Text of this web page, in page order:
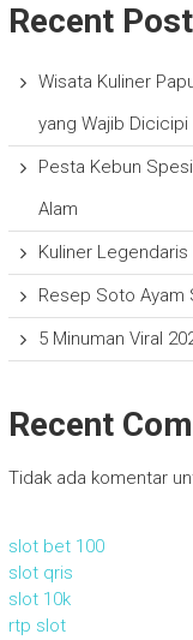
Recent
Wisata Kuliner
yang Wajib Dicicipi
Pesta Kebun
Alam
Kuliner Legendaris
Resep Soto Ayam
5 Minuman Viral
Recent
Tidak ada komentar
slot bet 100
slot qris
slot 10k
rtp slot